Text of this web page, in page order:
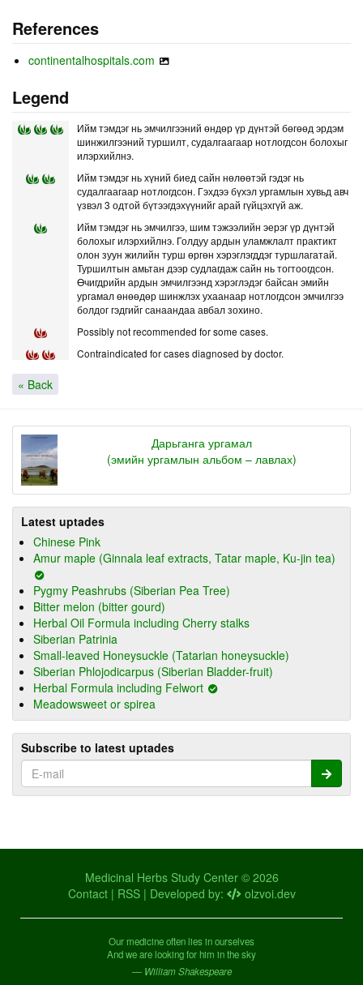
References
continentalhospitals.com
Legend
Ийм тэмдэг нь эмчилгээний өндөр үр дүнтэй бөгөөд эрдэм
шинжилгээний туршилт, судалгаагаар нотлогдсон болохыг
илэрхийлнэ.
Ийм тэмдэг нь хүний биед сайн нөлөөтэй гэдэг нь
судалгаагаар нотлогдсон. Гэхдээ бүхэл ургамлын хувьд авч
үзвэл 3 одтой бүтээгдэхүүнийг арай гүйцэхгүй аж.
Ийм тэмдэг нь эмчилгээ, шим тэжээлийн эерэг үр дүнтэй
болохыг илэрхийлнэ. Голдуу ардын уламжлалт практикт
олон зуун жилийн турш өргөн хэрэглэгддэг туршлагатай.
Туршилтын амьтан дээр судлагдаж сайн нь тогтоогдсон.
Өчигдрийн ардын эмчилгээнд хэрэглэдэг байсан эмийн
ургамал өнөөдөр шинжлэх ухаанаар нотлогдсон эмчилгээ
болдог гэдгийг санаандаа авбал зохино.
Possibly not recommended for some cases.
Contraindicated for cases diagnosed by doctor.
« Back
Дарьганга ургамал
(эмийн ургамлын альбом – лавлах)
Latest uptades
Chinese Pink
Amur maple (Ginnala leaf extracts, Tatar maple, Ku-jin tea)
Pygmy Peashrubs (Siberian Pea Tree)
Bitter melon (bitter gourd)
Herbal Oil Formula including Cherry stalks
Siberian Patrinia
Small-leaved Honeysuckle (Tatarian honeysuckle)
Siberian Phlojodicarpus (Siberian Bladder-fruit)
Herbal Formula including Felwort
Meadowsweet or spirea
Subscribe to latest uptades
Medicinal Herbs Study Center © 2026
Contact| RSS| Developed by: olzvoi.dev
Our medicine often lies in ourselves
And we are looking for him in the sky
— William Shakespeare